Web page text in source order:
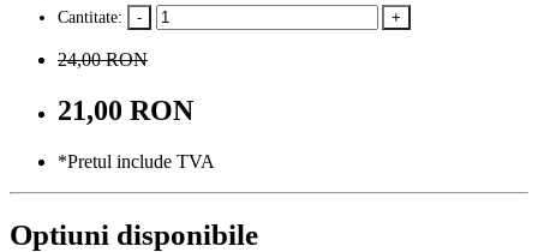
Cantitate:
24,00 RON
21,00 RON
*Pretul include TVA
Optiuni disponibile